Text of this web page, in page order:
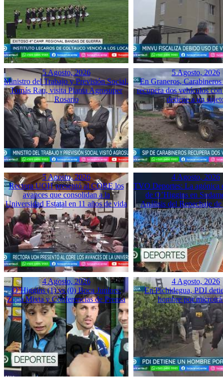
5 Agosto, 2026
Ministro del Trabajo y Previsión Social,
Tomás Rau, visita Planta Agrosuper
Rosario
5 Agosto, 2026
En Graneros,
recupera dos vehículos
detiene a un
5 Agosto, 2026
Rectora UOH presentó al CORE los
avances que consolidan a la
Universidad Estatal en 11 años de vida
4 Agosto, 2026
TVO Deportes: La agónica
de O’Higgins en
Análisis del Repechaje de
4 Agosto, 2026
O’Higgins (1) vs (0) Boca Juniors:
Zona Mixta y Conferencias de Prensa
4 Agosto, 2026
En Pichidegua, PDI
hombre por